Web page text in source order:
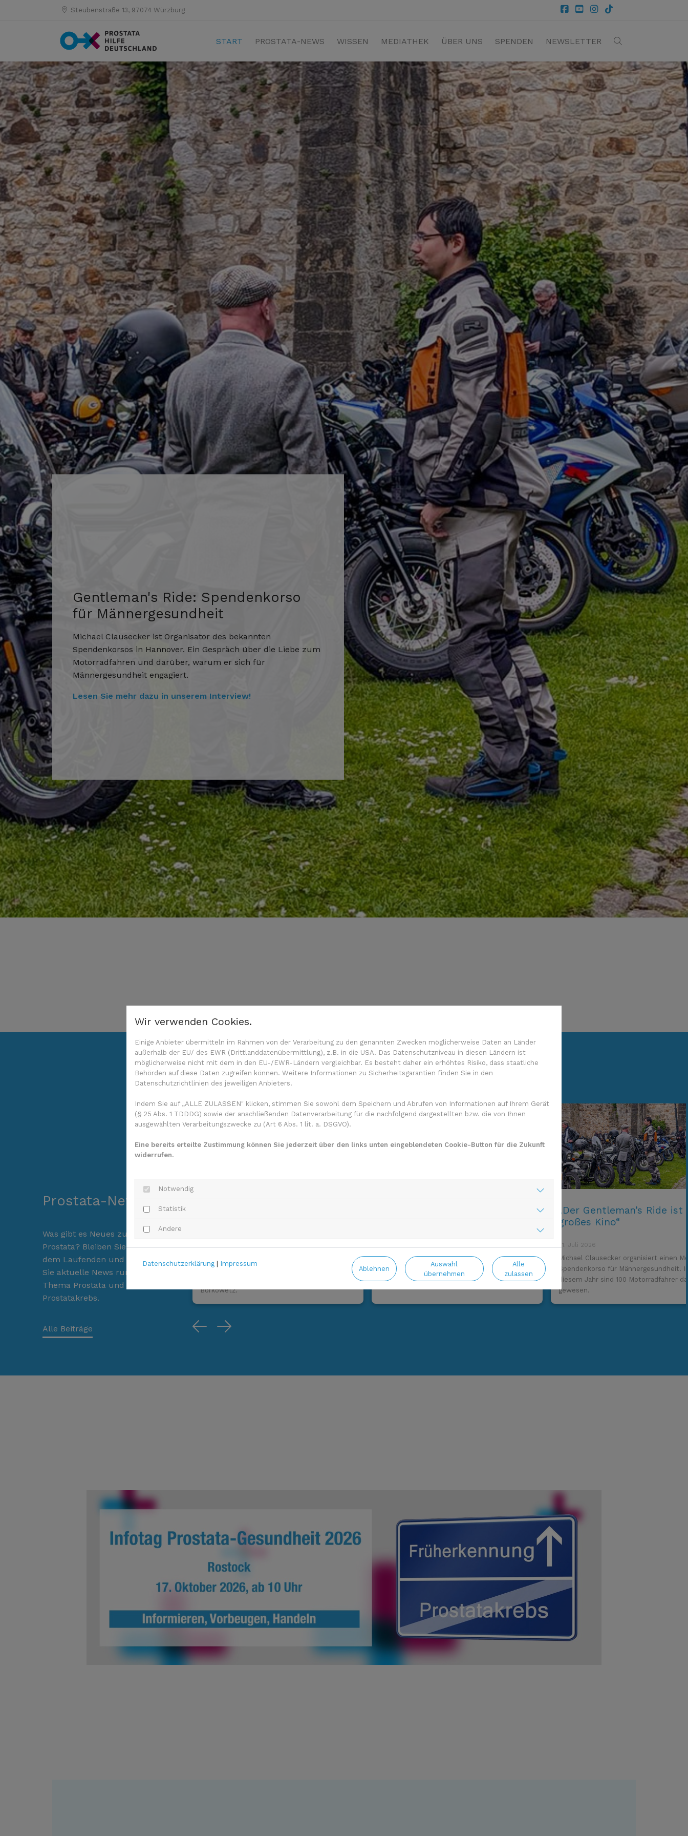
Steubenstraße 13, 97074 Würzburg
START PROSTATA-NEWS WISSEN MEDIATHEK ÜBER UNS SPENDEN NEWSLETTER
Gentleman's Ride: Spendenkorso
für Männergesundheit
Michael Clausecker ist Organisator des bekannten
Spendenkorsos in Hannover. Ein Gespräch über die Liebe zum
Motorradfahren und darüber, warum er sich für
Männergesundheit engagiert.
Lesen Sie mehr dazu in unserem Interview!
Prostata-News
Was gibt es Neues zum Thema
Prostata? Bleiben Sie hier auf
dem Laufenden und erfahren
Sie aktuelle News rund um das
Thema Prostata und
Prostatakrebs.
Alle Beiträge
Wie wird das festgestellt, wie behandelt?
Borkowetz.
Prostatakrebs langfristig
Fokale Therapien zielen nur auf den erkrankten
Teil der Prostata ab. Eine Studie fand heraus,
dass sie auch über zehn Jahre effektiv sind.
„Der Gentleman’s Ride ist
großes Kino“
21. Juli 2026
Michael Clausecker organisiert einen
Spendenkorso für Männergesundheit.
diesem Jahr sind 100 Motorradfahrer
gewesen.
Previous
Next
Wir verwenden Cookies.
Einige Anbieter übermitteln im Rahmen von der Verarbeitung zu den genannten Zwecken möglicherweise Daten an Länder
außerhalb der EU/ des EWR (Drittlanddatenübermittlung), z.B. in die USA. Das Datenschutzniveau in diesen Ländern ist
möglicherweise nicht mit dem in den EU-/EWR-Ländern vergleichbar. Es besteht daher ein erhöhtes Risiko, dass staatliche
Behörden auf diese Daten zugreifen können. Weitere Informationen zu Sicherheitsgarantien finden Sie in den
Datenschutzrichtlinien des jeweiligen Anbieters.
Indem Sie auf „ALLE ZULASSEN" klicken, stimmen Sie sowohl dem Speichern und Abrufen von Informationen auf Ihrem Gerät
(§ 25 Abs. 1 TDDDG) sowie der anschließenden Datenverarbeitung für die nachfolgend dargestellten bzw. die von Ihnen
ausgewählten Verarbeitungszwecke zu (Art 6 Abs. 1 lit. a. DSGVO).
Eine bereits erteilte Zustimmung können Sie jederzeit über den links unten eingeblendeten Cookie-Button für die Zukunft
widerrufen.
Notwendig
Statistik
Andere
Datenschutzerklärung | Impressum
Ablehnen
Auswahl
übernehmen
Alle
zulassen